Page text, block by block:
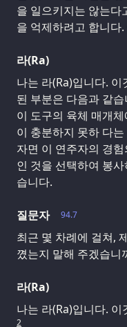
을 일으키지는 않는다
을 억제하려고 합니다
라(Ra)
나는 라(Ra)입니다.
된 부분은 다음과 같
이 도구의 육체 매개
이 충분하지 못하 다
자면 이 연주자의 경
인 것을 선택하여 봉
습니다.
94.7
질문자
최근 몇 차례에 걸쳐,
꼈는지 말해 주겠습니
라(Ra)
나는 라(Ra)입니다.
2